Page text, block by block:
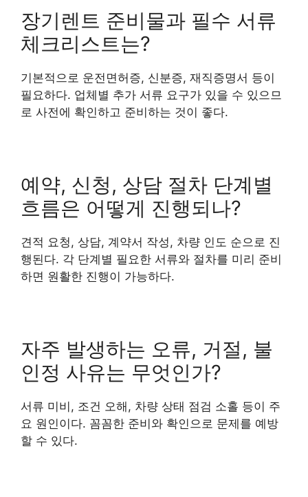
장기렌트 준비물과 필수 서류
체크리스트는?
기본적으로 운전면허증, 신분증, 재직증명서 등이
필요하다. 업체별 추가 서류 요구가 있을 수 있으므
로 사전에 확인하고 준비하는 것이 좋다.
예약, 신청, 상담 절차 단계별
흐름은 어떻게 진행되나?
견적 요청, 상담, 계약서 작성, 차량 인도 순으로 진
행된다. 각 단계별 필요한 서류와 절차를 미리 준비
하면 원활한 진행이 가능하다.
자주 발생하는 오류, 거절, 불
인정 사유는 무엇인가?
서류 미비, 조건 오해, 차량 상태 점검 소홀 등이 주
요 원인이다. 꼼꼼한 준비와 확인으로 문제를 예방
할 수 있다.